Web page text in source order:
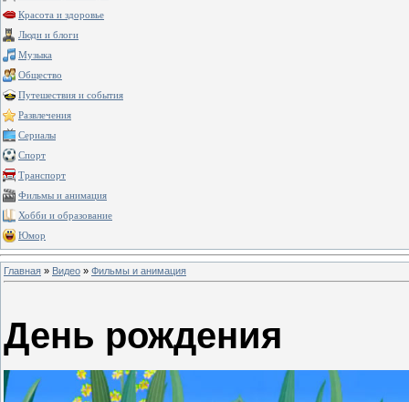
Красота и здоровье
Люди и блоги
Музыка
Общество
Путешествия и события
Развлечения
Сериалы
Спорт
Транспорт
Фильмы и анимация
Хобби и образование
Юмор
Главная » Видео » Фильмы и анимация
День рождения